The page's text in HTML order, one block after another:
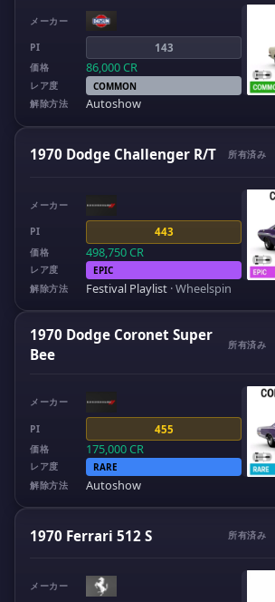
メーカー
PI 143
価格 86,000CR
レア度
COMMON
解除方法
Autoshow
1970 Dodge Challenger R/T 所有済み
メーカー
PI 443
価格 498,750CR
レア度
EPIC
解除方法
Festival Playlist ·Wheelspin
1970 Dodge Coronet Super
Bee
所有済み
メーカー
PI 455
価格 175,000CR
レア度
RARE
解除方法
Autoshow
1970 Ferrari 512 S 所有済み
メーカー